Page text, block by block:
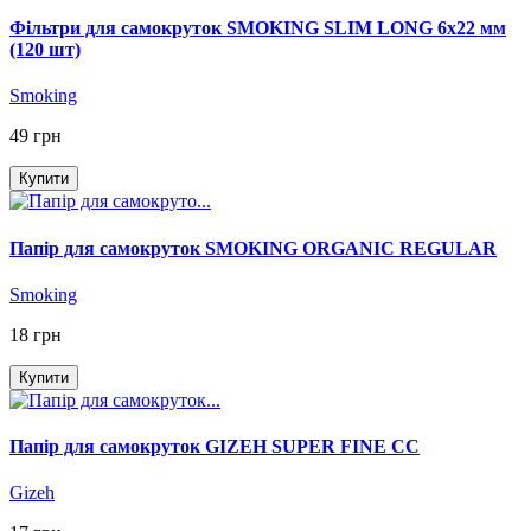
Фільтри для самокруток SMOKING SLIM LONG 6х22 мм
(120 шт)
Smoking
49 грн
Купити
Папір для самокруток SMOKING ORGANIC REGULAR
Smoking
18 грн
Купити
Папір для самокруток GIZEH SUPER FINE CC
Gizeh